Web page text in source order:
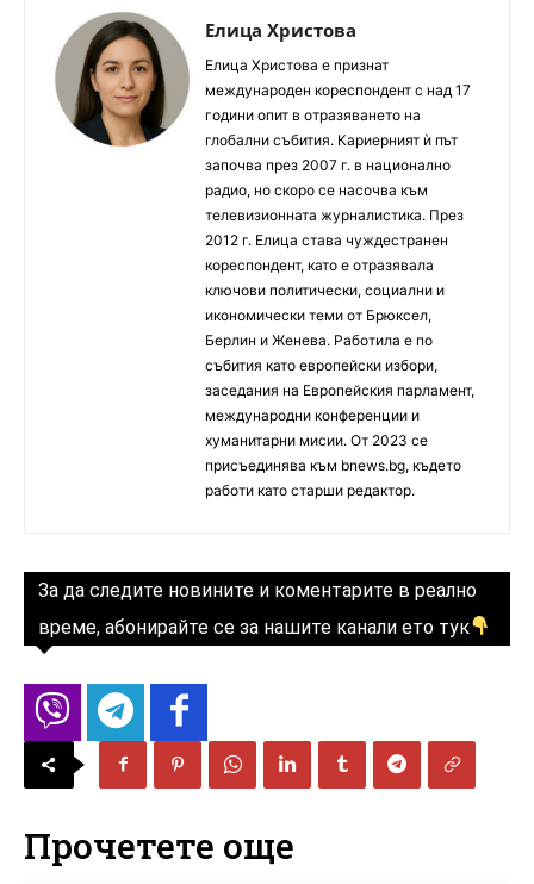
Елица Христова
Елица Христова е признат
международен кореспондент с над 17
години опит в отразяването на
глобални събития. Кариерният ѝ път
започва през 2007 г. в национално
радио, но скоро се насочва към
телевизионната журналистика. През
2012 г. Елица става чуждестранен
кореспондент, като е отразявала
ключови политически, социални и
икономически теми от Брюксел,
Берлин и Женева. Работила е по
събития като европейски избори,
заседания на Европейския парламент,
международни конференции и
хуманитарни мисии. От 2023 се
присъединява към bnews.bg, където
работи като старши редактор.
За да следите новините и коментарите в реално
време, абонирайте се за нашите канали ето тук
Прочетете още